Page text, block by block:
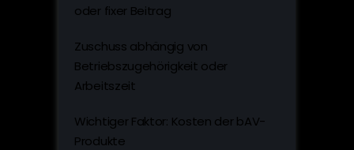
oder fixer Beitrag
Zuschuss abhängig von
Betriebszugehörigkeit oder
Arbeitszeit
Wichtiger Faktor: Kosten der bAV-
Produkte